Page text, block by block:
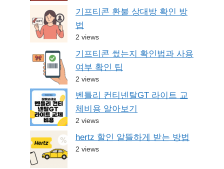
기프티콘 환불 상대방 확인 방
법
2 views
기프티콘 썼는지 확인법과 사용
여부 확인 팁
2 views
벤틀리 컨티넨탈GT 라이트 교
체비용 알아보기
2 views
hertz 할인 알뜰하게 받는 방법
2 views